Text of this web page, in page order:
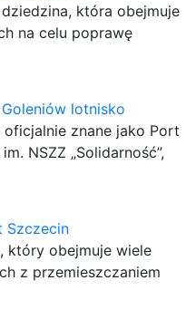
która obejmuje
na celu poprawę
lotnisko
znane jako Port
NSZZ „Solidarność”,
Szczecin
który obejmuje wiele
z przemieszczaniem